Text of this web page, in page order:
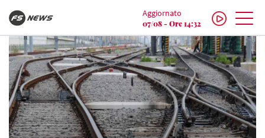
Aggiornato
07/08 - Ore 14:32